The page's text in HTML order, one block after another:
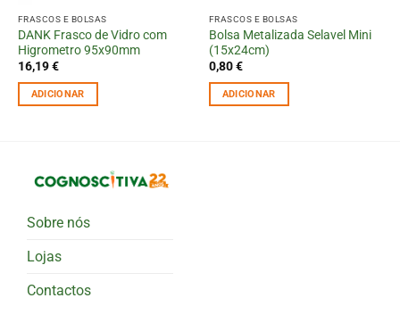
FRASCOS E BOLSAS
DANK Frasco de Vidro com
Higrometro 95x90mm
16,19€
ADICIONAR
FRASCOS E BOLSAS
Bolsa Metalizada Selavel Mini
(15x24cm)
0,80€
ADICIONAR
Sobre nós
Lojas
Contactos